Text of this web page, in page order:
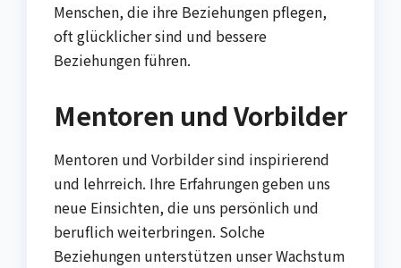
Menschen, die ihre Beziehungen pflegen,
oft glücklicher sind und bessere
Beziehungen führen.
Mentoren und Vorbilder
Mentoren und Vorbilder sind inspirierend
und lehrreich. Ihre Erfahrungen geben uns
neue Einsichten, die uns persönlich und
beruflich weiterbringen. Solche
Beziehungen unterstützen unser Wachstum